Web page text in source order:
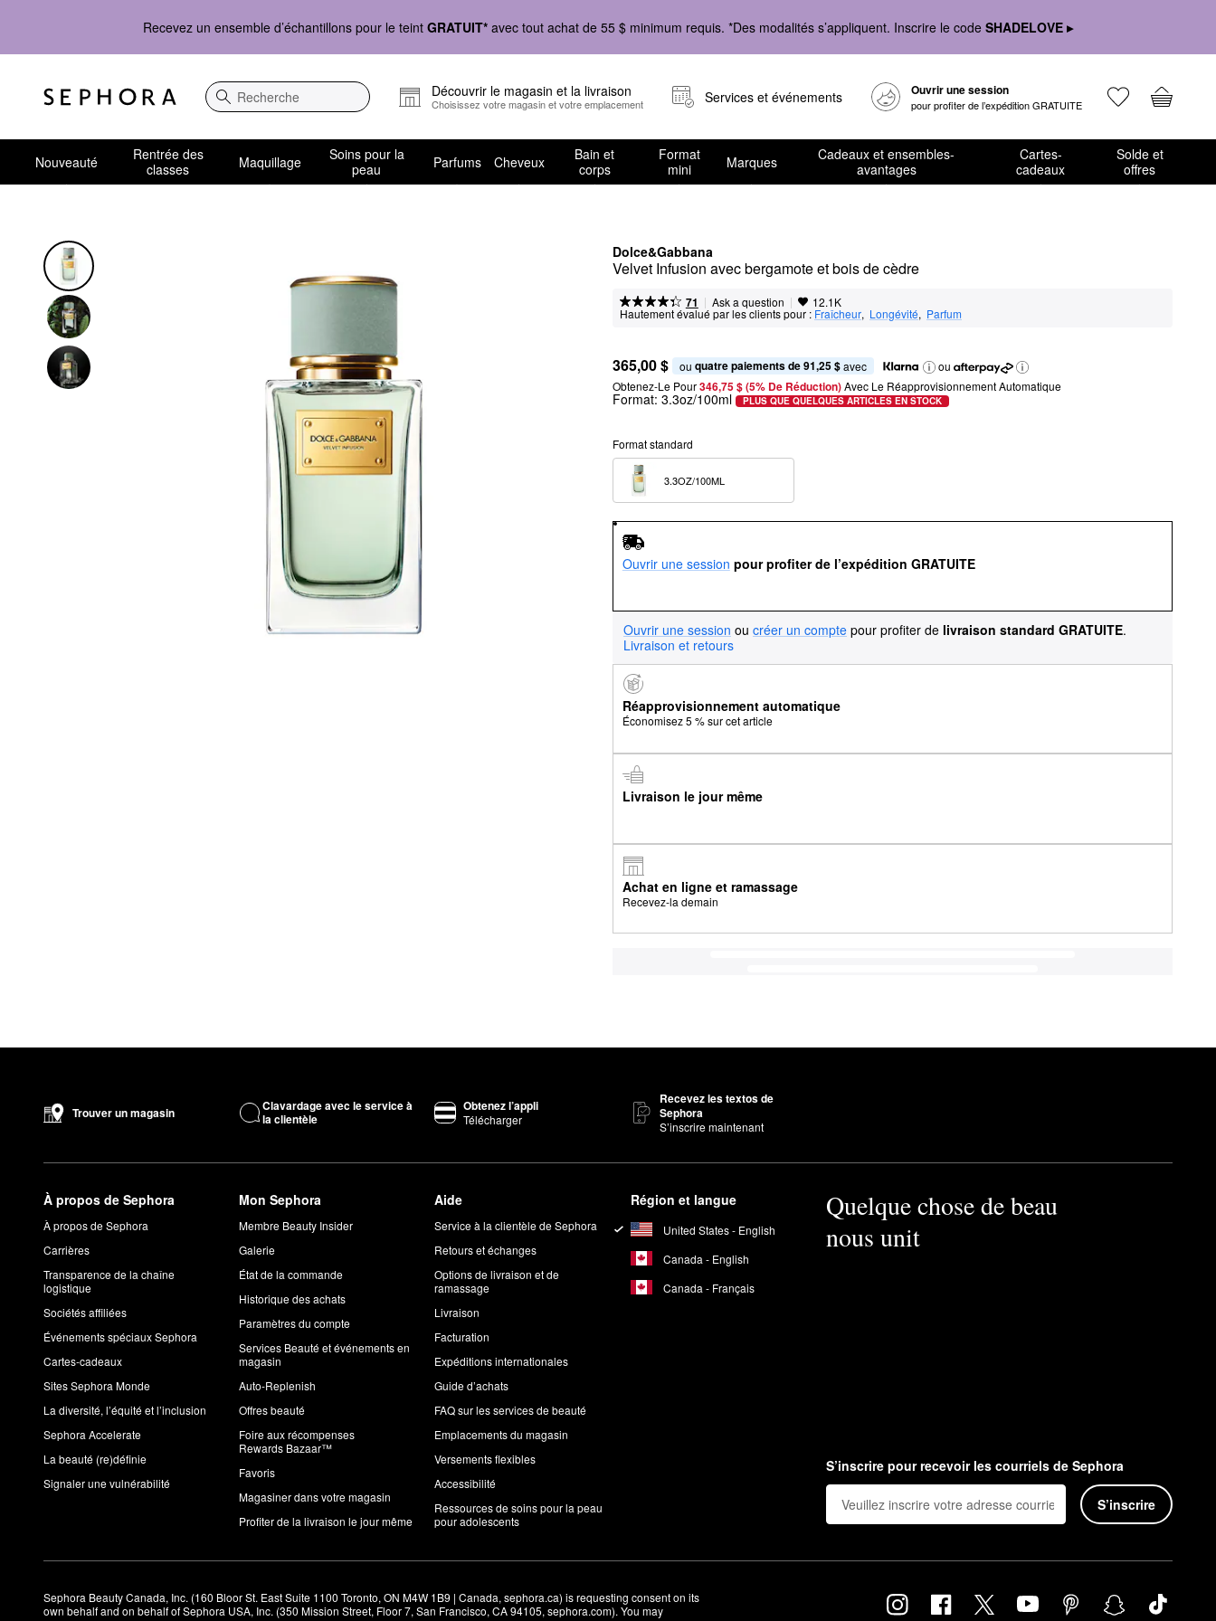
Recevez un ensemble d’échantillons pour le teint GRATUIT* avec tout achat de 55 $ minimum requis. *Des modalités s’appliquent. Inscrire le code SHADELOVE ▸
Recherche
Découvrir le magasin et la livraison
Choisissez votre magasin et votre emplacement Services et événements Ouvrir une session
pour profiter de l’expédition GRATUITE
Nouveauté
Rentrée des
classes
Maquillage
Soins pour la
peau
Parfums Cheveux
Bain et
corps
Format
mini
Marques
Cadeaux et ensembles-
avantages
Cartes-
cadeaux
Solde et
offres
Dolce&Gabbana
Velvet Infusion avec bergamote et bois de cèdre
71 | Ask a question | 12.1K
Hautement évalué par les clients pour : Fraîcheur, Longévité, Parfum
365,00 $ ou quatre paiements de 91,25 $ avec
ou
Obtenez-Le Pour346,75 $ (5% De Réduction) Avec Le Réapprovisionnement Automatique
Format: 3.3oz/100ml PLUS QUE QUELQUES ARTICLES EN STOCK
Format standard
Ouvrir une session pour profiter de l’expédition GRATUITE
Ouvrir une session ou créer un compte pour profiter de livraison standard GRATUITE.
Livraison et retours
Réapprovisionnement automatique
Économisez 5 % sur cet article
Livraison le jour même
Achat en ligne et ramassage
Recevez-la demain
Trouver un magasin
Clavardage avec le service à
la clientèle
Obtenez l’appli
Télécharger
Recevez les textos de
Sephora
S’inscrire maintenant
À propos de Sephora
À propos de Sephora
Carrières
Transparence de la chaîne
logistique
Sociétés affiliées
Événements spéciaux Sephora
Cartes-cadeaux
Sites Sephora Monde
La diversité, l’équité et l’inclusion
Sephora Accelerate
La beauté (re)définie
Signaler une vulnérabilité
Mon Sephora
Membre Beauty Insider
Galerie
État de la commande
Historique des achats
Paramètres du compte
Services Beauté et événements en
magasin
Auto-Replenish
Offres beauté
Foire aux récompenses
Rewards Bazaar™
Favoris
Magasiner dans votre magasin
Profiter de la livraison le jour même
Aide
Service à la clientèle de Sephora
Retours et échanges
Options de livraison et de
ramassage
Livraison
Facturation
Expéditions internationales
Guide d’achats
FAQ sur les services de beauté
Emplacements du magasin
Versements flexibles
Accessibilité
Ressources de soins pour la peau
pour adolescents
Région et langue
United States - English
Canada - English
Canada - Français
Quelque chose de beau
nous unit
S’inscrire pour recevoir les courriels de Sephora
S’inscrire
Sephora Beauty Canada, Inc. (160 Bloor St. East Suite 1100 Toronto, ON M4W 1B9 | Canada, sephora.ca) is requesting consent on its
own behalf and on behalf of Sephora USA, Inc. (350 Mission Street, Floor 7, San Francisco, CA 94105, sephora.com). You may